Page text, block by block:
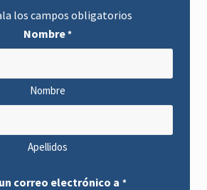
los campos obligatorios
Nombre*
Nombre
Apellidos
correo electrónico a *